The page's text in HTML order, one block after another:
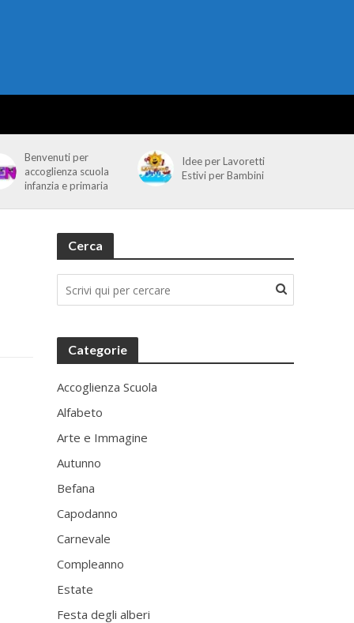
Benvenuti per
accoglienza scuola
infanzia e primaria
Idee per Lavoretti
Estivi per Bambini
Cerca
Categorie
Accoglienza Scuola
Alfabeto
Arte e Immagine
Autunno
Befana
Capodanno
Carnevale
Compleanno
Estate
Festa degli alberi